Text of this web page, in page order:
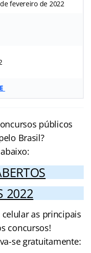
fevereiro de 2022
públicos
Brasil?
2022
as principais
concursos!
se gratuitamente: